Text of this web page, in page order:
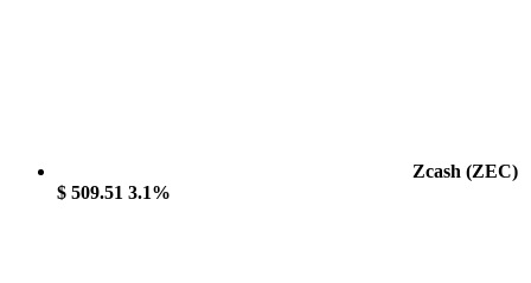
Zcash (ZEC)
$ 509.51 3.1%